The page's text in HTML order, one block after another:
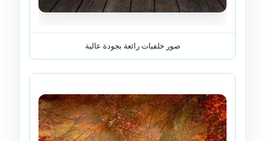
صور خلفيات رائعة بجودة عالية